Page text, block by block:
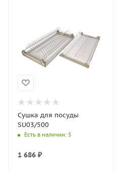
Сушка для посуды
SU03/500
Есть в наличии: 5
1 686 ₽